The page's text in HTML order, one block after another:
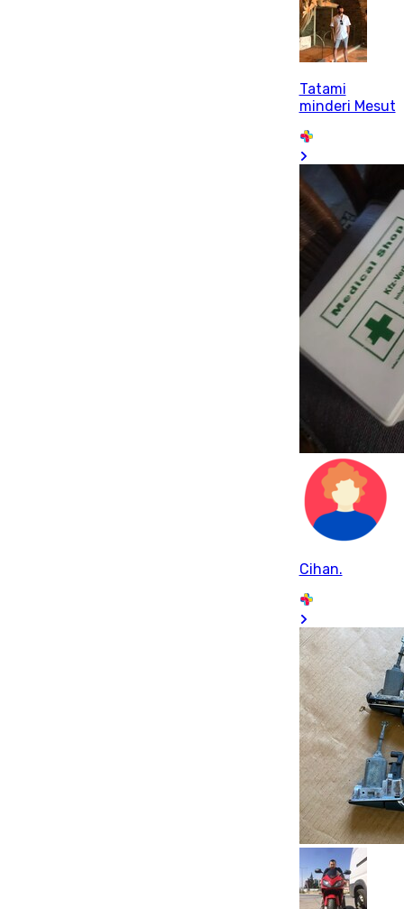
Tatami
minderi Mesut
Cihan.